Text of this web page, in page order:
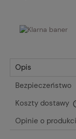
Opis
Bezpieczeństwo
Koszty dostawy
Cena nie zawiera
Opinie o